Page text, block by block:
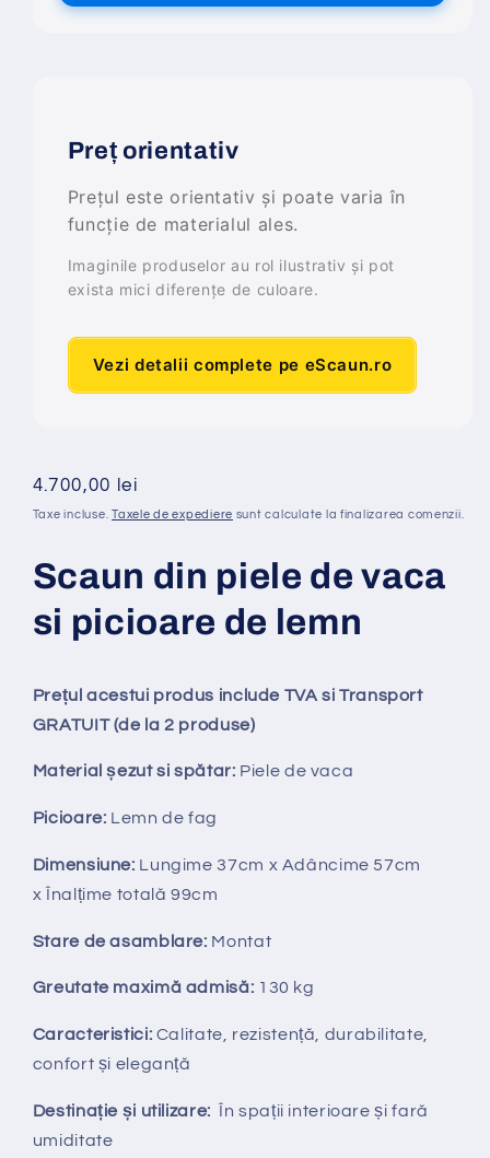
Preț orientativ
Prețul este orientativ și poate varia în
funcție de materialul ales.
Imaginile produselor au rol ilustrativ și pot
exista mici diferențe de culoare.
Vezi detalii complete pe eScaun.ro
Preț
obișnuit
4.700,00 lei
Taxe incluse.Taxele de expediere sunt calculate la finalizarea comenzii.
Scaun din piele de vaca
si picioare de lemn
Prețul acestui produs include TVA si Transport
GRATUIT (de la 2 produse)
Material șezut si spătar: Piele de vaca
Picioare: Lemn de fag
Dimensiune: Lungime 37cm x Adâncime 57cm
x Înalțime totală 99cm
Stare de asamblare: Montat
Greutate maximă admisă: 130 kg
Caracteristici: Calitate, rezistență, durabilitate,
confort și eleganță
Destinație și utilizare: În spații interioare și fară
umiditate